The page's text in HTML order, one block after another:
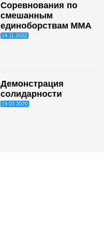
Соревнования по
смешанным
единоборствам ММА
14.11.2022
Демонстрация
солидарности
19.03.2020